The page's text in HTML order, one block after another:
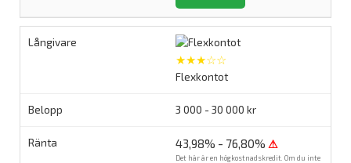
★★★☆☆
Flexkontot
3 000 - 30 000 kr
43,98% - 76,80% ⚠
Det här är en högkostnadskredit. Om du inte